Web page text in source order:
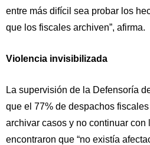
entre más difícil sea probar los
que los fiscales archiven”, afirma.
Violencia invisibilizada
La supervisión de la Defensoría
que el 77% de despachos
archivar casos y no continuar con
encontraron que “no existía